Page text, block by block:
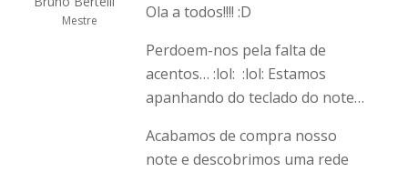
Mestre
Ola a todos!!!! :D
Perdoem-nos pela falta de
acentos… :lol: :lol: Estamos
apanhando do teclado do note…
Acabamos de compra nosso
note e descobrimos uma rede